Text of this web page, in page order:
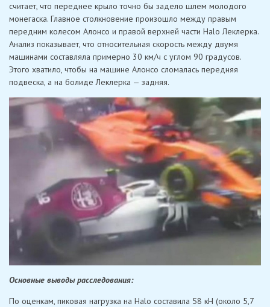
считает, что переднее крыло точно бы задело шлем молодого
монегаска. Главное столкновение произошло между правым
передним колесом Алонсо и правой верхней части Halo Леклерка.
Анализ показывает, что относительная скорость между двумя
машинами составляла примерно 30 км/ч с углом 90 градусов.
Этого хватило, чтобы на машине Алонсо сломалась передняя
подвеска, а на болиде Леклерка — задняя.
Основные выводы расследования:
По оценкам, пиковая нагрузка на Halo составила 58 кН (около 5,7